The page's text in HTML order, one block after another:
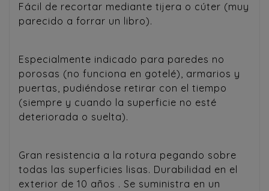
Fácil de recortar mediante tijera o cúter (muy
parecido a forrar un libro).
Especialmente indicado para paredes no
porosas (no funciona en gotelé), armarios y
puertas, pudiéndose retirar con el tiempo
(siempre y cuando la superficie no esté
deteriorada o suelta).
Gran resistencia a la rotura pegando sobre
todas las superficies lisas. Durabilidad en el
exterior de 10 años . Se suministra en un